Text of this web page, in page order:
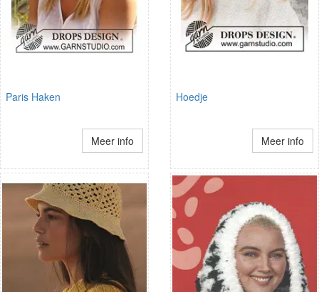
Paris Haken
Meer info
Hoedje
Meer info